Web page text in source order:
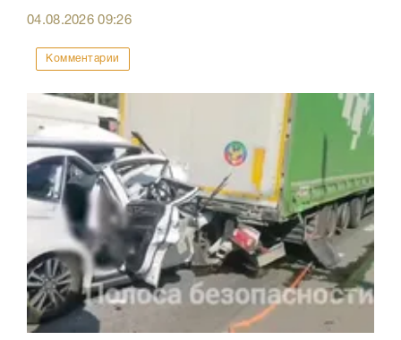
04.08.202609:26
Комментарии